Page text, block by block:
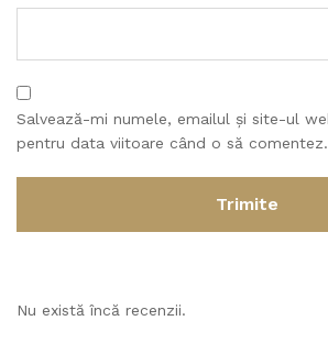
Salvează-mi numele, emailul și site-ul
pentru data viitoare când o să comentez.
Nu există încă recenzii.